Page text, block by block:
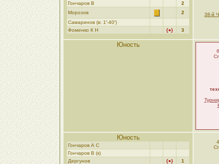
Гончаров В
2
Морозoв
2
Самаринов (в: 1′-40′)
Фоменко К Н
{●} 3
38-й
Юность
Юность
Гончаров А С
Гончаров В (к)
Дергунов
{●}
1